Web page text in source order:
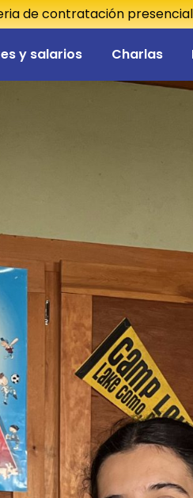
de contratación
y salarios Charlas